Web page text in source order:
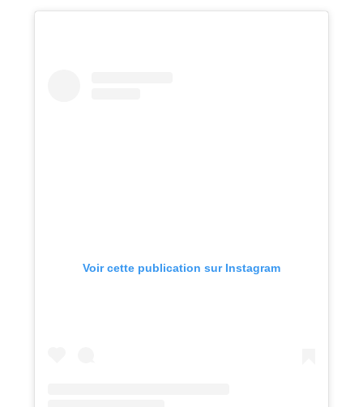
Voir cette publication sur Instagram